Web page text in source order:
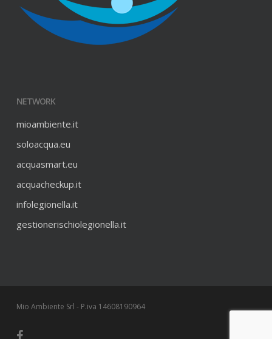
NETWORK
mioambiente.it
soloacqua.eu
acquasmart.eu
acquacheckup.it
infolegionella.it
gestionerischiolegionella.it
Mio Ambiente Srl - P.iva 14608190964
facebook